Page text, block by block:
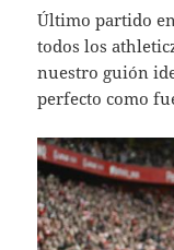
Último partido
todos los
nuestro guión
perfecto como